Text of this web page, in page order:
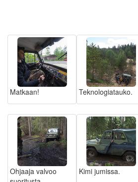
Matkaan! Teknologiatauko.
Ohjaaja valvoo
Kimi jumissa.